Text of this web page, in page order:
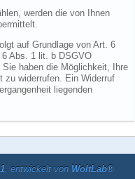
werden die von Ihnen
auf Grundlage von Art. 6
Abs. 1 lit. b DSGVO
haben die Möglichkeit, Ihre
zu widerrufen. Ein Widerruf
liegenden
, entwickelt von WoltLab®